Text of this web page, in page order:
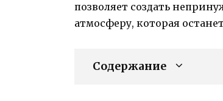
позволяет создать
атмосферу, которая
Содержание